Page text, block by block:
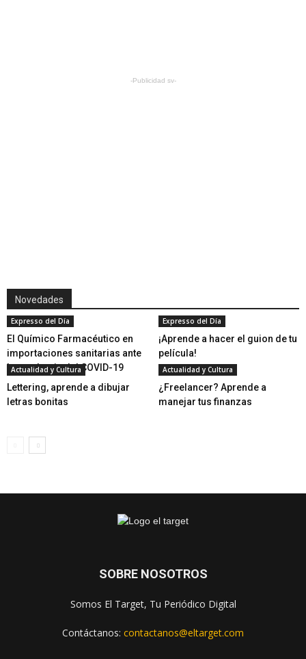
-Publicidad sv-
Novedades
Expresso del Día
El Químico Farmacéutico en
importaciones sanitarias ante
la pandemia del COVID-19
Expresso del Día
¡Aprende a hacer el guion de tu
película!
Actualidad y Cultura
Lettering, aprende a dibujar
letras bonitas
Actualidad y Cultura
¿Freelancer? Aprende a
manejar tus finanzas
SOBRE NOSOTROS
Somos El Target, Tu Periódico Digital
Contáctanos: contactanos@eltarget.com